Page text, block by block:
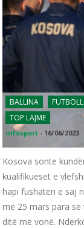
BALLINA FUTBOLL
TOP LAJME
infosport - 16/06/2023
Kosova sonte
kualifikueset e
hapi fushatën e saj
më 25 mars para
ditë më vonë.